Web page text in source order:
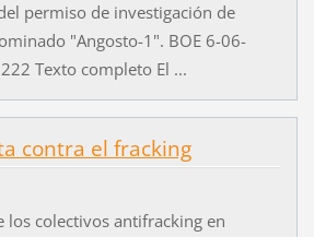
permiso de investigación de
"Angosto-1". BOE 6-06-
Texto completo El ...
contra el fracking
los colectivos antifracking en